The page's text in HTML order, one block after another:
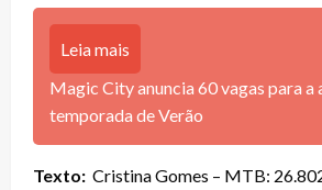
Leia mais
Magic City anuncia 60 vagas para a
temporada de Verão
Texto: Cristina Gomes – MTB: